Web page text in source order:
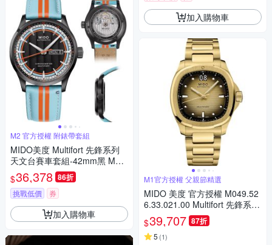
M2 官方授權 附錶帶套組
MIDO美度 Multifort 先鋒系列
天文台賽車套組-42mm黑 M03
84313605100
$36,378 86折
挑戰低價 券
加入購物車
加入購物車
M1官方授權 父親節精選
MIDO 美度 官方授權 M049.52
6.33.021.00 Multifort 先鋒系列
TV 大日期窗機械錶 套錶 寵爸
時刻 送禮推薦-香檳金 M04952
63302100
$39,707 87折
5 (1)